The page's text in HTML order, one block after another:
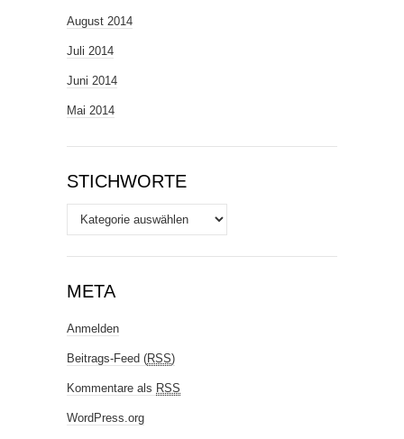
August 2014
Juli 2014
Juni 2014
Mai 2014
STICHWORTE
Stichworte
META
Anmelden
Beitrags-Feed (RSS)
Kommentare als RSS
WordPress.org